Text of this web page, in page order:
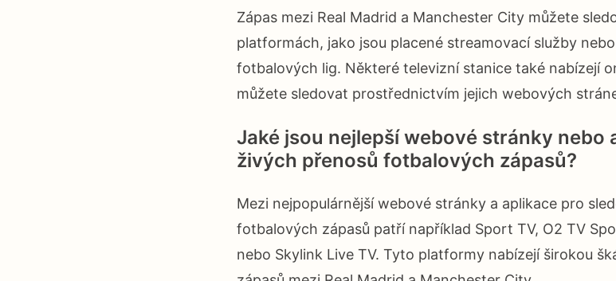
Zápas mezi Real Madrid a Manchester City můžete
platformách, jako jsou placené streamovací služby
fotbalových lig. Některé televizní stanice také nabízejí
můžete sledovat prostřednictvím jejich webových
Jaké jsou nejlepší webové stránky nebo
živých přenosů fotbalových zápasů?
Mezi nejpopulárnější webové stránky a aplikace pro
fotbalových zápasů patří například Sport TV, O2 TV
nebo Skylink Live TV. Tyto platformy nabízejí širokou